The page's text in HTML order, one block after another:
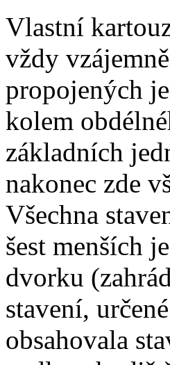
Vlastní
vždy
propojených
kolem
základních
nakonec zde
Všechna
šest menších
dvorku
stavení,
obsahovala